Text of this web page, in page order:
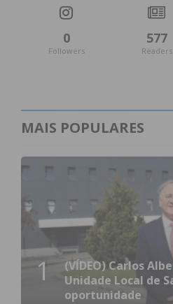
0
Followers
577
Readers
MAIS POPULARES
1
(VÍDEO) Carlos
Unidade Local de
oportunidade